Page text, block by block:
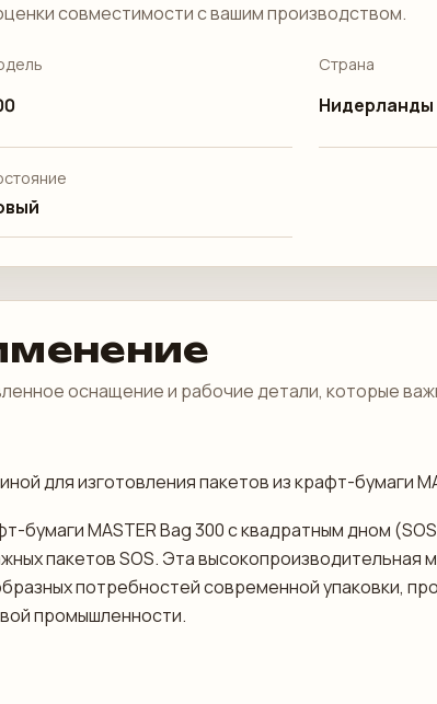
совместимости с вашим производством.
Страна
Нидерланды
оснащение и рабочие детали, которые
для изготовления пакетов из крафт-бумаги
бумаги MASTER Bag 300 с квадратным дном
пакетов SOS. Эта высокопроизводительная
потребностей современной упаковки,
промышленности.